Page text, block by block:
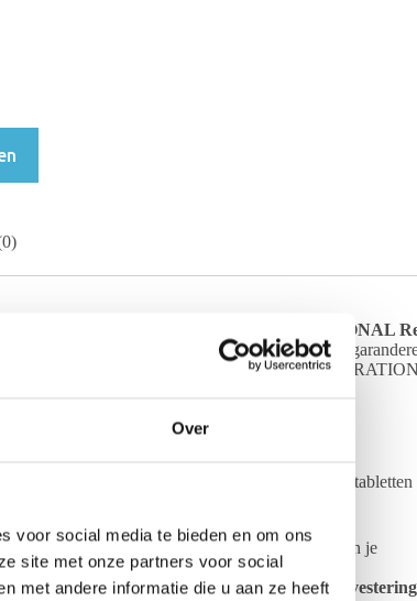
Over
voor social media te bieden en om ons
site met onze partners voor social
met andere informatie die u aan ze heeft
waarde ervan is cruciaal. De
originele RATIONAL
prestaties en levensduur van jouw apparaat te
te behalen en de optimale werking van je
Dit betekent dat je met de originele reinigingstabletten
plekken, voor een brandschoon interieur van je
storingen, wat delevensduur van je kostbare